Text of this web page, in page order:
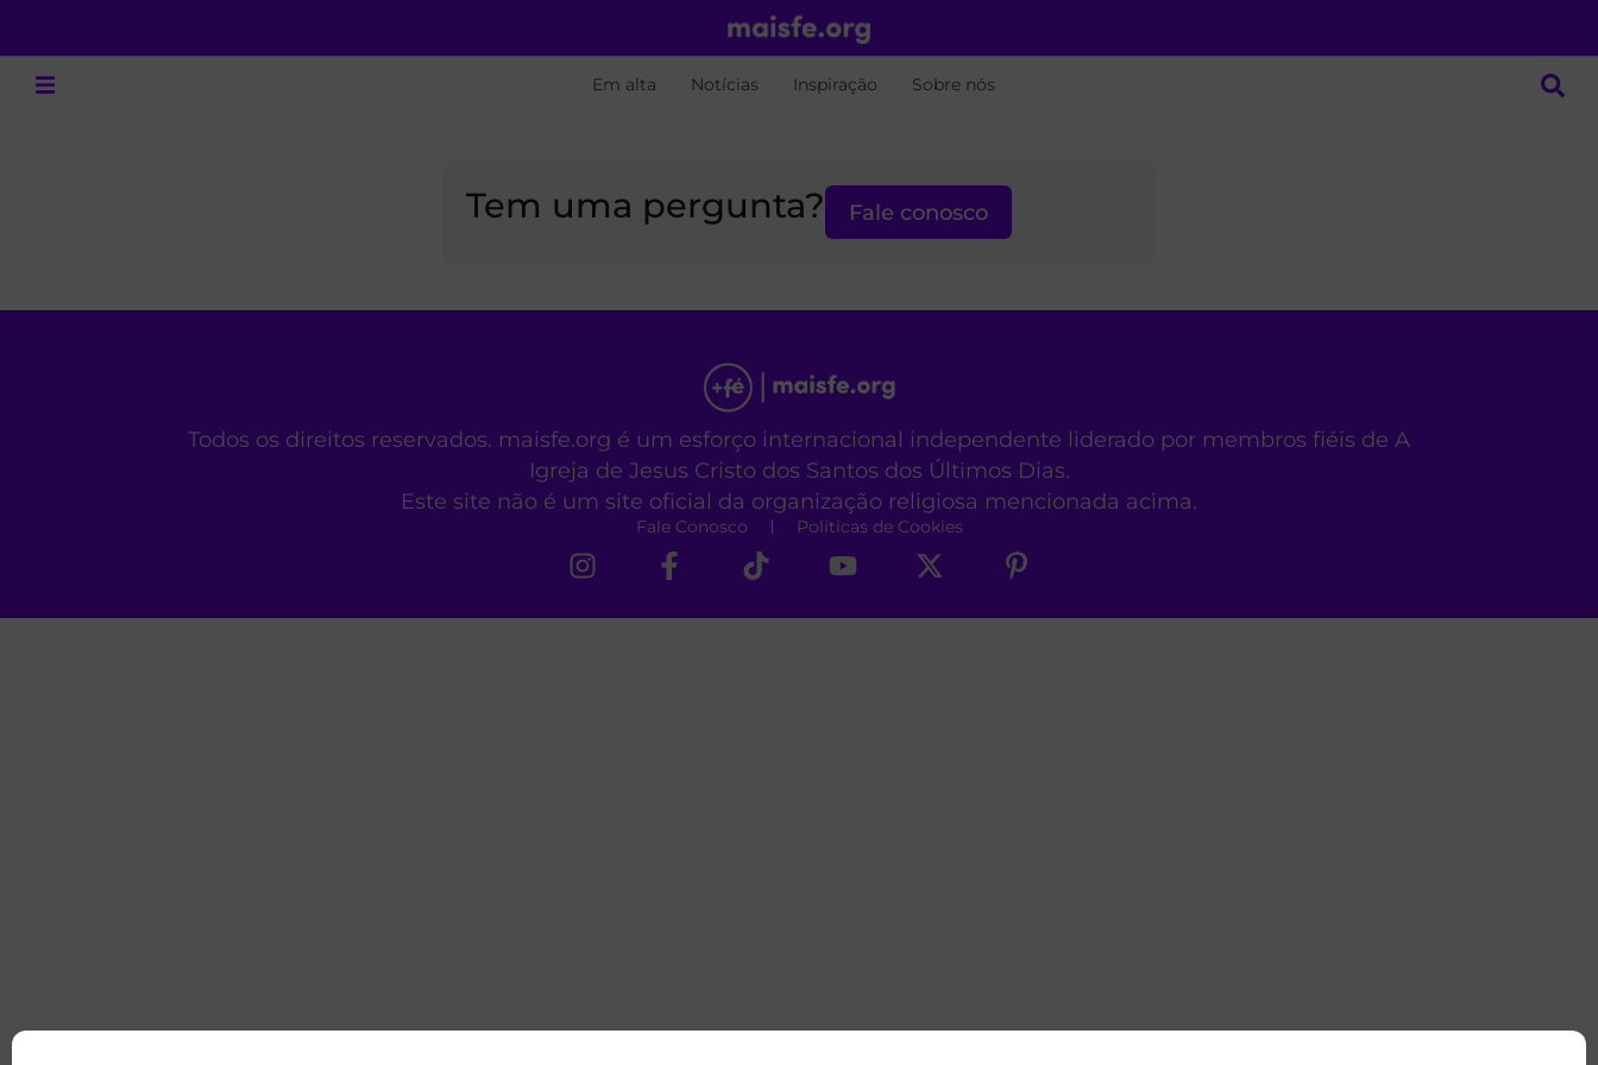
Em alta Notícias Inspiração Sobre nós
Tem uma pergunta? Fale conosco
Todos os direitos reservados. maisfe.org é um esforço internacional independente liderado por membros fiéis de A
Igreja de Jesus Cristo dos Santos dos Últimos Dias.
Este site não é um site oficial da organização religiosa mencionada acima.
Fale Conosco Políticas de Cookies